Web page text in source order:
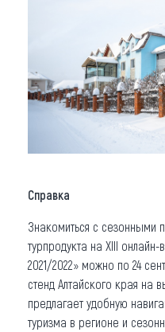
Справка
Знакомиться с сезонными
турпродукта на XIII
2021/2022» можно по 24
стенд Алтайского края на
предлагает удобную
туризма в регионе и